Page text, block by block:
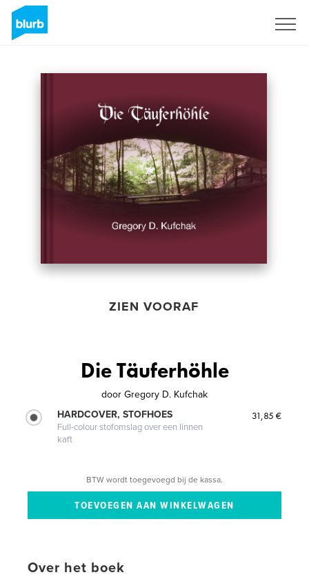
ZIEN VOORAF
Die Täuferhöhle
door Gregory D. Kufchak
HARDCOVER, STOFHOES
Full-colour stofomslag over een linnen
kaft
31,85 €
BTW wordt toegevoegd bij de kassa.
Over het boek